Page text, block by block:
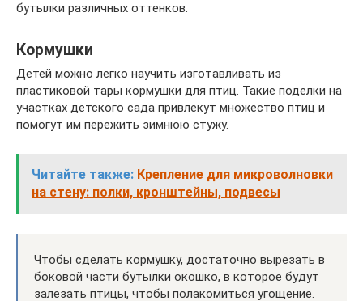
бутылки различных оттенков.
Кормушки
Детей можно легко научить изготавливать из
пластиковой тары кормушки для птиц. Такие поделки на
участках детского сада привлекут множество птиц и
помогут им пережить зимнюю стужу.
Читайте также: Крепление для микроволновки
на стену: полки, кронштейны, подвесы
Чтобы сделать кормушку, достаточно вырезать в
боковой части бутылки окошко, в которое будут
залезать птицы, чтобы полакомиться угощение.